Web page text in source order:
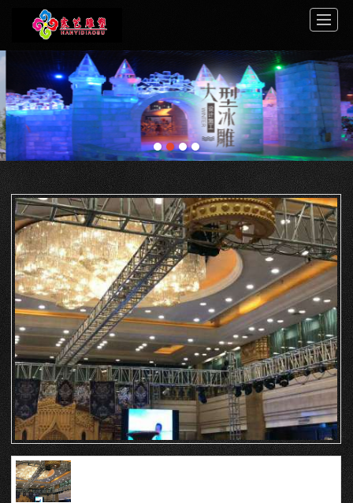
关于寒艺 案例展示 新闻动态 工程介绍 视频展示 联系我们